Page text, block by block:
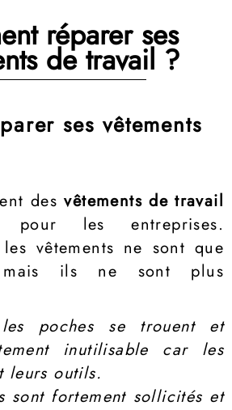
réparer ses
de travail ?
ses vêtements
desvêtements de travail
les entreprises.
vêtements ne sont que
ils ne sont plus
poches se trouent et
inutilisable car les
leurs outils.
sont fortement sollicités et